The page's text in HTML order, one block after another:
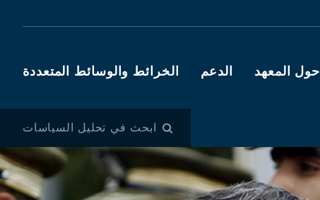
حول المعهد الدعم الخرائط والوسائط المتعددة
ابحث في تحليل السياسات